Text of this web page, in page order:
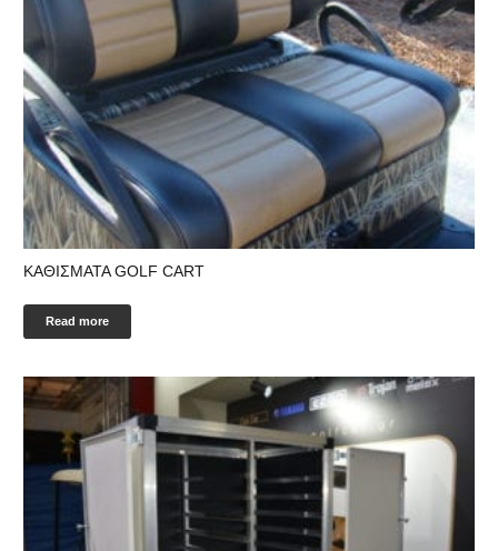
KΑΘΙΣΜΑΤΑ GOLF CART
Read more